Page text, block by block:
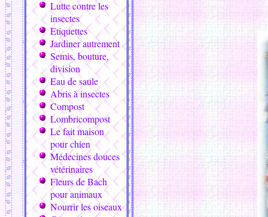
Lutte contre les
insectes
Etiquettes
Jardiner autrement
Semis, bouture,
division
Eau de saule
Abris à insectes
Compost
Lombricompost
Le fait maison
pour chien
Médecines douces
vétérinaires
Fleurs de Bach
pour animaux
Nourrir les oiseaux